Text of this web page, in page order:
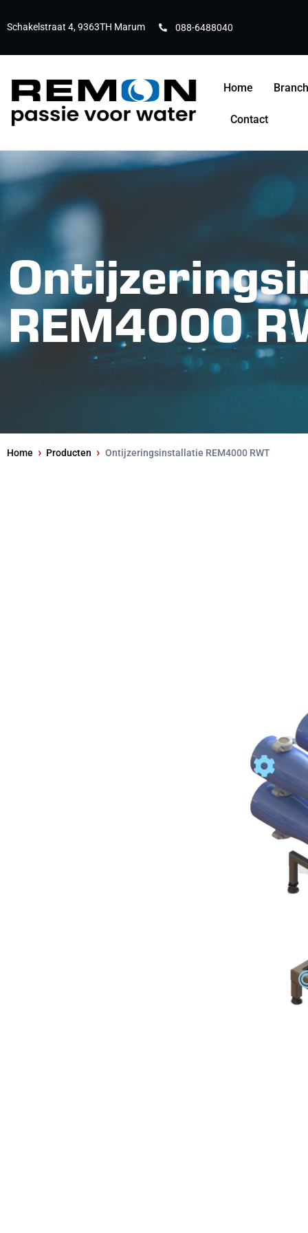
Schakelstraat 4, 9363TH Marum 088-6488040
Home
Contact
REM4000
Home › Producten › Ontijzeringsinstallatie REM4000 RWT
capaciteit van 1
aantal membranen: